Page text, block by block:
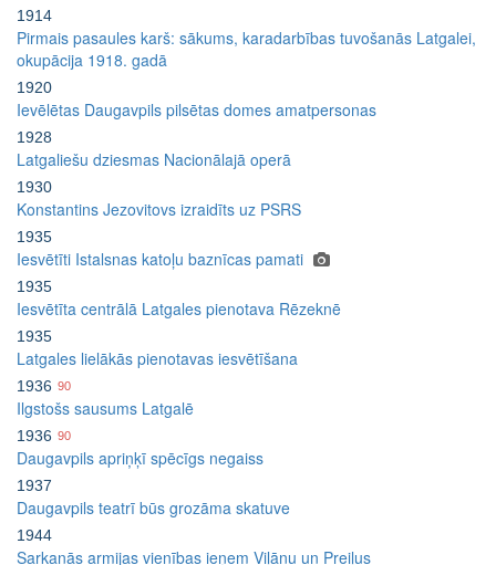
1914
Pirmais pasaules karš: sākums, karadarbības tuvošanās Latgalei,
okupācija 1918. gadā
1920
Ievēlētas Daugavpils pilsētas domes amatpersonas
1928
Latgaliešu dziesmas Nacionālajā operā
1930
Konstantins Jezovitovs izraidīts uz PSRS
1935
Iesvētīti Istalsnas katoļu baznīcas pamati
1935
Iesvētīta centrālā Latgales pienotava Rēzeknē
1935
Latgales lielākās pienotavas iesvētīšana
1936 90
Ilgstošs sausums Latgalē
1936 90
Daugavpils apriņķī spēcīgs negaiss
1937
Daugavpils teatrī būs grozāma skatuve
1944
Sarkanās armijas vienības ieņem Viļānu un Preiļus